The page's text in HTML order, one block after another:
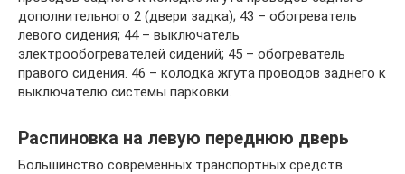
дополнительного 2 (двери задка); 43 – обогреватель
левого сидения; 44 – выключатель
электрообогревателей сидений; 45 – обогреватель
правого сидения. 46 – колодка жгута проводов заднего к
выключателю системы парковки.
Распиновка на левую переднюю дверь
Большинство современных транспортных средств